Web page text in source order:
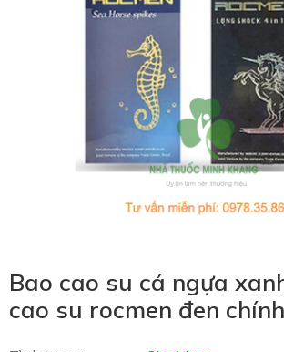
Bao cao su cá ngựa
cao su rocmen đen